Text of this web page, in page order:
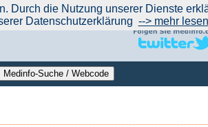
Medinfo|Anbieter hinzufügen (Gratis!)|über Medinfo|
Durch die Nutzung unserer Dienste
Datenschutzerklärung --> mehr lesen